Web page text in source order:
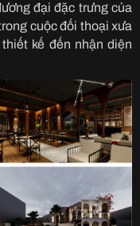
đại đặc trưng của
cuộc đối thoại xưa
kế đến nhận diện